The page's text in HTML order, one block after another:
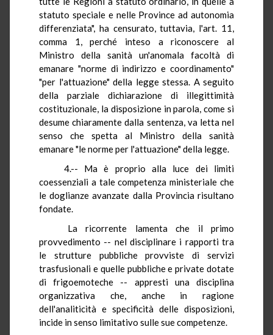
statuto speciale e nelle Province ad autonomia
differenziata", ha censurato, tuttavia, l'art. 11,
comma 1, perché inteso a riconoscere al
Ministro della sanità un'anomala facoltà di
emanare "norme di indirizzo e coordinamento"
"per l'attuazione" della legge stessa. A seguito
della parziale dichiarazione di illegittimità
costituzionale, la disposizione in parola, come si
desume chiaramente dalla sentenza, va letta nel
senso che spetta al Ministro della sanità
emanare "le norme per l'attuazione" della legge.
4.-- Ma è proprio alla luce dei limiti
coessenziali a tale competenza ministeriale che
le doglianze avanzate dalla Provincia risultano
fondate.
La ricorrente lamenta che il primo
provvedimento -- nel disciplinare i rapporti tra
le strutture pubbliche provviste di servizi
trasfusionali e quelle pubbliche e private dotate
di frigoemoteche -- appresti una disciplina
organizzativa che, anche in ragione
dell'analiticità e specificità delle disposizioni,
incide in senso limitativo sulle sue competenze.